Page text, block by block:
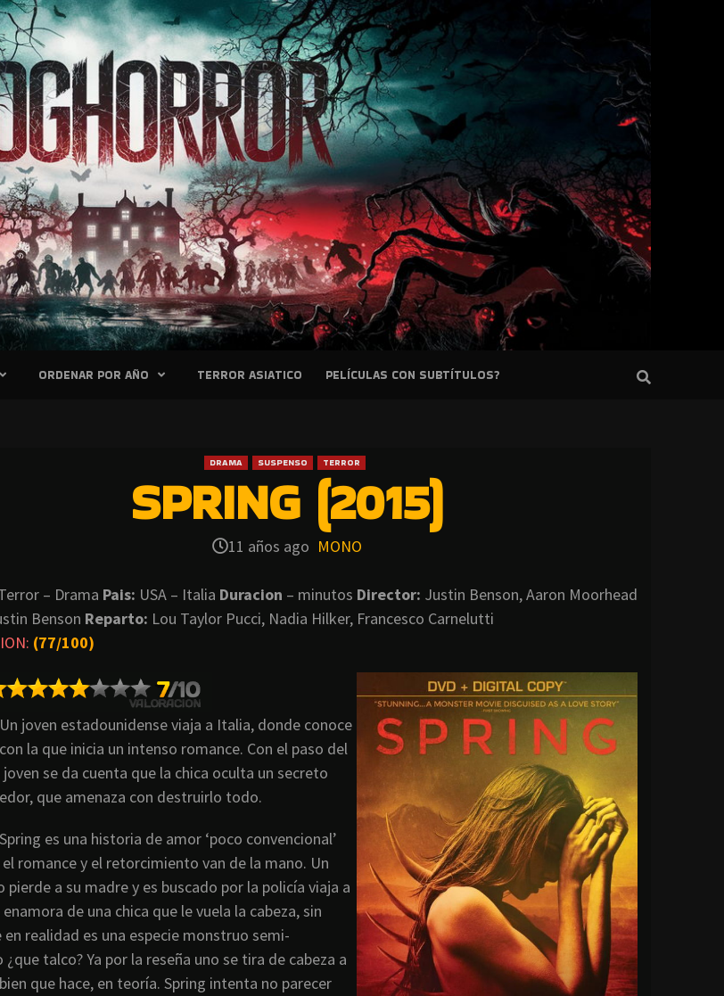
ORDENAR POR AÑO TERROR ASIATICO PELÍCULAS CON SUBTÍTULOS?
DRAMA SUSPENSO TERROR
SPRING (2015)
11 años ago MONO
– Drama Pais: USA – Italia Duracion – minutos Director: Justin Benson, Aaron Moorhead
Benson Reparto: Lou Taylor Pucci, Nadia Hilker, Francesco Carnelutti
(77/100)
Un joven estadounidense viaja a Italia, donde conoce
la que inicia un intenso romance. Con el paso del
se da cuenta que la chica oculta un secreto
que amenaza con destruirlo todo.
Spring es una historia de amor ‘poco convencional’
romance y el retorcimiento van de la mano. Un
pierde a su madre y es buscado por la policía viaja a
de una chica que le vuela la cabeza, sin
en realidad es una especie monstruo semi-
talco? Ya por la reseña uno se tira de cabeza a
que hace, en teoría. Spring intenta no parecer